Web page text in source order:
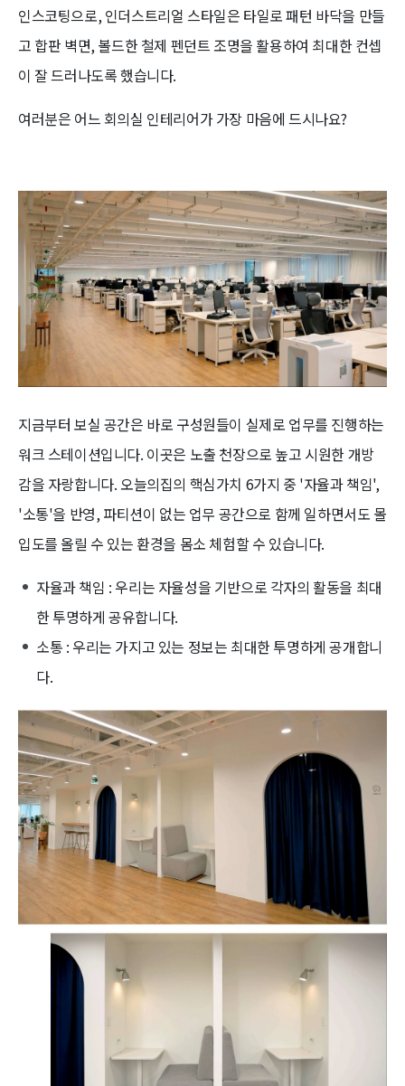
인스코팅으로, 인더스트리얼 스타일은 타일로 패턴 바닥을 만들
고 합판 벽면, 볼드한 철제 펜던트 조명을 활용하여 최대한 컨셉
이 잘 드러나도록 했습니다.
여러분은 어느 회의실 인테리어가 가장 마음에 드시나요?
지금부터 보실 공간은 바로 구성원들이 실제로 업무를 진행하는
워크 스테이션입니다. 이곳은 노출 천장으로 높고 시원한 개방
감을 자랑합니다. 오늘의집의 핵심가치 6가지 중 '자율과 책임',
'소통'을 반영, 파티션이 없는 업무 공간으로 함께 일하면서도 몰
입도를 올릴 수 있는 환경을 몸소 체험할 수 있습니다.
자율과 책임 : 우리는 자율성을 기반으로 각자의 활동을 최대
한 투명하게 공유합니다.
소통 : 우리는 가지고 있는 정보는 최대한 투명하게 공개합니
다.